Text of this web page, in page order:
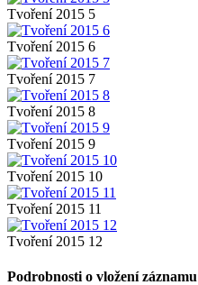
Tvoření 2015 5
Tvoření 2015 6
Tvoření 2015 7
Tvoření 2015 8
Tvoření 2015 9
Tvoření 2015 10
Tvoření 2015 11
Tvoření 2015 12
Podrobnosti o vložení záznamu